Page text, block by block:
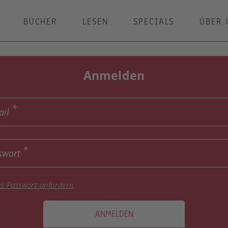
BÜCHER LESEN SPECIALS ÜBER
Anmelden
Passwort anfordern
ANMELDEN